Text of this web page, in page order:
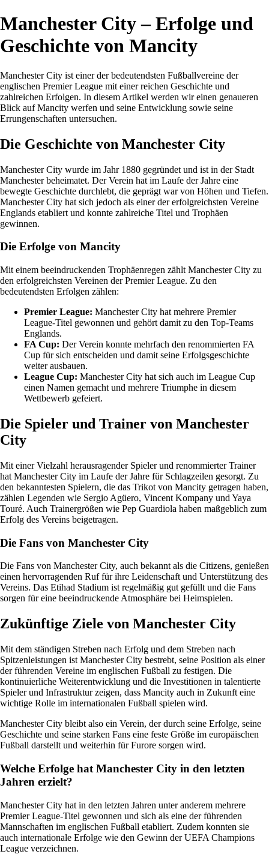
Manchester City – Erfolge und
Geschichte von Mancity
Manchester City ist einer der bedeutendsten Fußballvereine der
englischen Premier League mit einer reichen Geschichte und
zahlreichen Erfolgen. In diesem Artikel werden wir einen genaueren
Blick auf Mancity werfen und seine Entwicklung sowie seine
Errungenschaften untersuchen.
Die Geschichte von Manchester City
Manchester City wurde im Jahr 1880 gegründet und ist in der Stadt
Manchester beheimatet. Der Verein hat im Laufe der Jahre eine
bewegte Geschichte durchlebt, die geprägt war von Höhen und Tiefen.
Manchester City hat sich jedoch als einer der erfolgreichsten Vereine
Englands etabliert und konnte zahlreiche Titel und Trophäen
gewinnen.
Die Erfolge von Mancity
Mit einem beeindruckenden Trophäenregen zählt Manchester City zu
den erfolgreichsten Vereinen der Premier League. Zu den
bedeutendsten Erfolgen zählen:
Premier League: Manchester City hat mehrere Premier
League-Titel gewonnen und gehört damit zu den Top-Teams
Englands.
FA Cup: Der Verein konnte mehrfach den renommierten FA
Cup für sich entscheiden und damit seine Erfolgsgeschichte
weiter ausbauen.
League Cup: Manchester City hat sich auch im League Cup
einen Namen gemacht und mehrere Triumphe in diesem
Wettbewerb gefeiert.
Die Spieler und Trainer von Manchester
City
Mit einer Vielzahl herausragender Spieler und renommierter Trainer
hat Manchester City im Laufe der Jahre für Schlagzeilen gesorgt. Zu
den bekanntesten Spielern, die das Trikot von Mancity getragen haben,
zählen Legenden wie Sergio Agüero, Vincent Kompany und Yaya
Touré. Auch Trainergrößen wie Pep Guardiola haben maßgeblich zum
Erfolg des Vereins beigetragen.
Die Fans von Manchester City
Die Fans von Manchester City, auch bekannt als die Citizens, genießen
einen hervorragenden Ruf für ihre Leidenschaft und Unterstützung des
Vereins. Das Etihad Stadium ist regelmäßig gut gefüllt und die Fans
sorgen für eine beeindruckende Atmosphäre bei Heimspielen.
Zukünftige Ziele von Manchester City
Mit dem ständigen Streben nach Erfolg und dem Streben nach
Spitzenleistungen ist Manchester City bestrebt, seine Position als einer
der führenden Vereine im englischen Fußball zu festigen. Die
kontinuierliche Weiterentwicklung und die Investitionen in talentierte
Spieler und Infrastruktur zeigen, dass Mancity auch in Zukunft eine
wichtige Rolle im internationalen Fußball spielen wird.
Manchester City bleibt also ein Verein, der durch seine Erfolge, seine
Geschichte und seine starken Fans eine feste Größe im europäischen
Fußball darstellt und weiterhin für Furore sorgen wird.
Welche Erfolge hat Manchester City in den letzten
Jahren erzielt?
Manchester City hat in den letzten Jahren unter anderem mehrere
Premier League-Titel gewonnen und sich als eine der führenden
Mannschaften im englischen Fußball etabliert. Zudem konnten sie
auch internationale Erfolge wie den Gewinn der UEFA Champions
League verzeichnen.